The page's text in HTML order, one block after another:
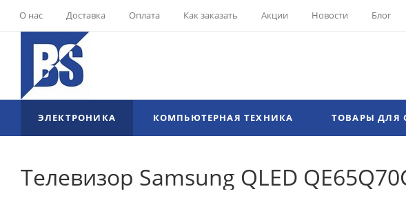
О нас Доставка Оплата Как заказать Акции Новости Блог
ЭЛЕКТРОНИКА КОМПЬЮТЕРНАЯ ТЕХНИКА ТОВАРЫ ДЛЯ
Телевизор Samsung QLED